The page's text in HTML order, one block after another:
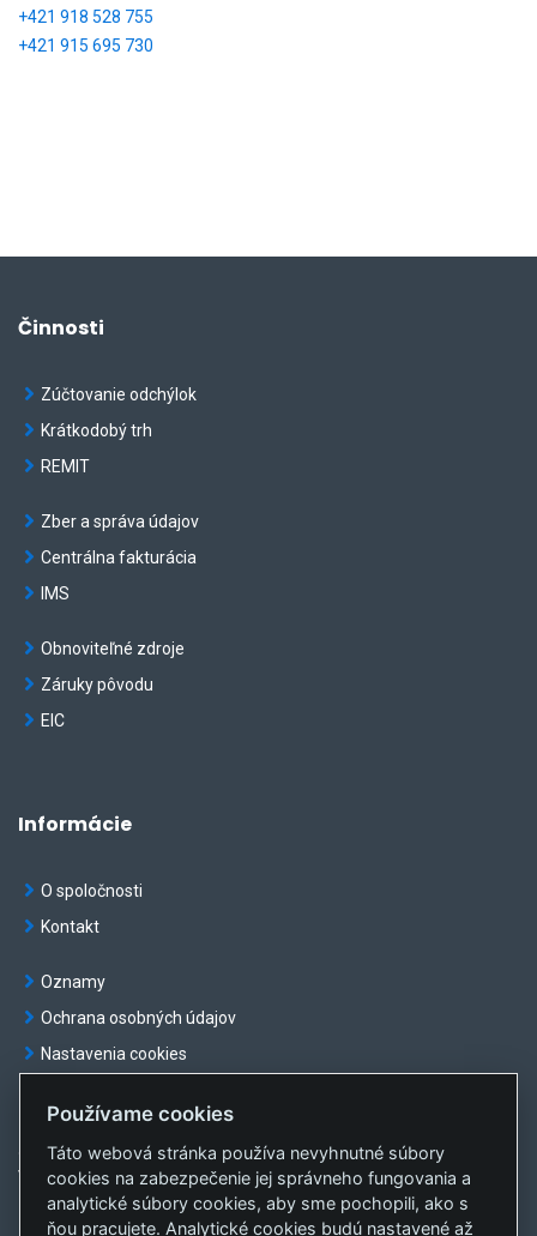
+421 918 528 755
+421 915 695 730
Činnosti
Zúčtovanie odchýlok
Krátkodobý trh
REMIT
Zber a správa údajov
Centrálna fakturácia
IMS
Obnoviteľné zdroje
Záruky pôvodu
EIC
Informácie
O spoločnosti
Kontakt
Oznamy
Ochrana osobných údajov
Nastavenia cookies
© OKTE, a.s. Všetky práva vyhradené
Vytvorilasféra, a.s.
Používame cookies
Táto webová stránka používa nevyhnutné súbory
cookies na zabezpečenie jej správneho fungovania a
analytické súbory cookies, aby sme pochopili, ako s
ňou pracujete. Analytické cookies budú nastavené až